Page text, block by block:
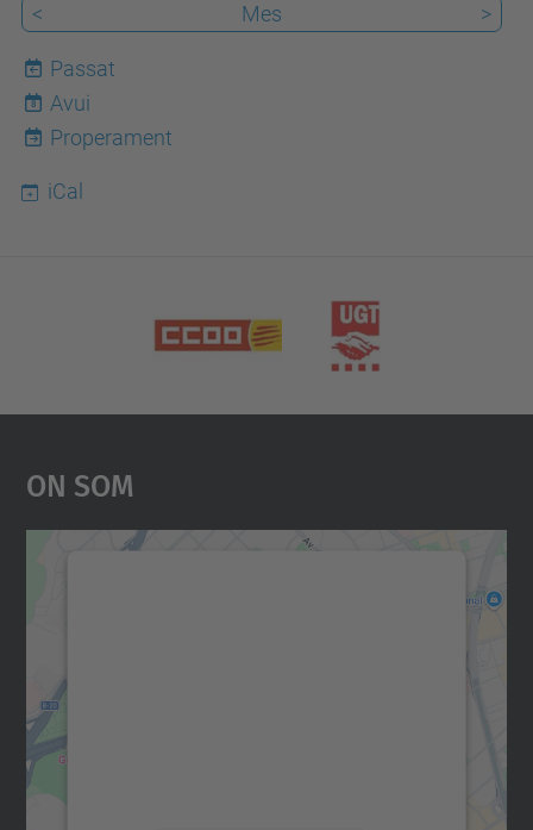
<
Mes >
Passat
8
Avui
Properament
iCal
On Som